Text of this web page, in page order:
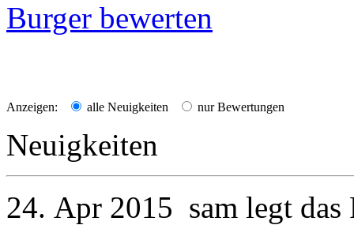
Burger bewerten
Anzeigen: alle Neuigkeiten nur Bewertungen
Neuigkeiten
24. Apr 2015 sam legt das